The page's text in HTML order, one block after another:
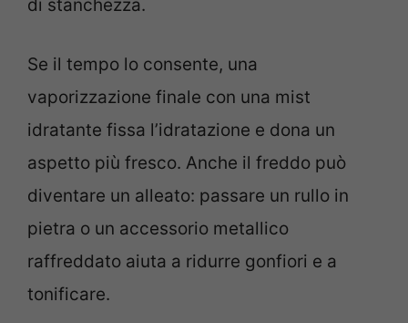
di stanchezza.
Se il tempo lo consente, una
vaporizzazione finale con una mist
idratante fissa l’idratazione e dona un
aspetto più fresco. Anche il freddo può
diventare un alleato: passare un rullo in
pietra o un accessorio metallico
raffreddato aiuta a ridurre gonfiori e a
tonificare.